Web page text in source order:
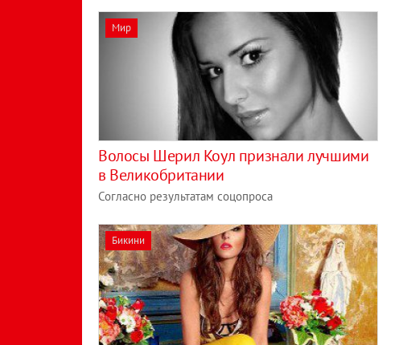
Мир
Волосы Шерил Коул признали лучшими
в Великобритании
Согласно результатам соцопроса
Бикини